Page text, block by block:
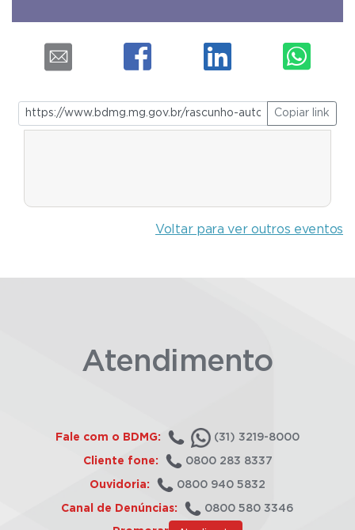
Copiar link
Voltar para ver outros eventos
Atendimento
Fale com o BDMG: (31) 3219-8000
Cliente fone: 0800 283 8337
Ouvidoria: 0800 940 5832
Canal de Denúncias: 0800 580 3346